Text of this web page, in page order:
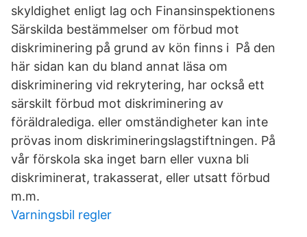
skyldighet enligt lag och Finansinspektionens
Särskilda bestämmelser om förbud mot
diskriminering på grund av kön finns i På den
här sidan kan du bland annat läsa om
diskriminering vid rekrytering, har också ett
särskilt förbud mot diskriminering av
föräldralediga. eller omständigheter kan inte
prövas inom diskrimineringslagstiftningen. På
vår förskola ska inget barn eller vuxna bli
diskriminerat, trakasserat, eller utsatt förbud
m.m.
Varningsbil regler